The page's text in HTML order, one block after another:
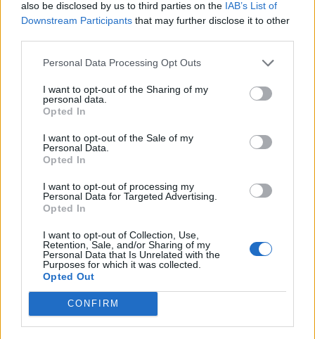
also be disclosed by us to third parties on the IAB’s List of
Downstream Participants that may further disclose it to other
Personal Data Processing Opt Outs
I want to opt-out of the Sharing of my
personal data.
Opted In
I want to opt-out of the Sale of my
Personal Data.
Opted In
I want to opt-out of processing my
Personal Data for Targeted Advertising.
Opted In
I want to opt-out of Collection, Use,
Retention, Sale, and/or Sharing of my
Personal Data that Is Unrelated with the
Purposes for which it was collected.
Opted Out
CONFIRM
Pedig szóltam… – Miért nem hiszünk a
A legidegesítőbb kifejezések laza
gyűjteménye
Elyna Robbs: Adéle és az örökölt árnyak
A világ legismertebb ruhái